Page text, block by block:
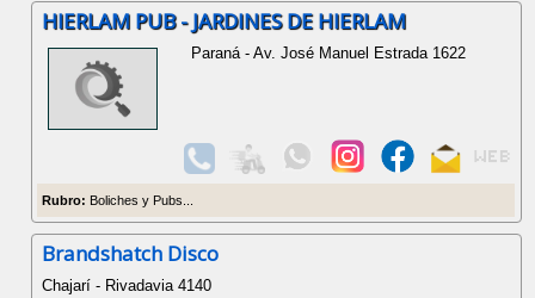
HIERLAM PUB - JARDINES DE HIERLAM
Paraná - Av. José Manuel Estrada 1622
Rubro: Boliches y Pubs...
Brandshatch Disco
Chajarí - Rivadavia 4140